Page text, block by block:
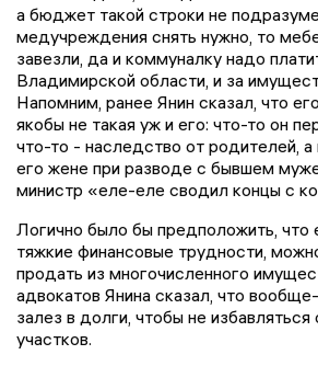
а бюджет такой строки не
медучреждения снять нужно, то
завезли, да и коммуналку надо
Владимирской области, и за
Напомним, ранее Янин сказал, что
якобы не такая уж и его: что-то он
что-то - наследство от родителей,
его жене при разводе с бывшем
министр «еле-еле сводил концы с
Логично было бы предположить, что
тяжкие финансовые трудности,
продать из многочисленного
адвокатов Янина сказал, что
залез в долги, чтобы не избавляться
участков.